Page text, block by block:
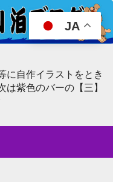
に自作イラストをとき
紫色のバーの【三】
JA